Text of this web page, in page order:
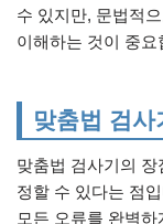
수 있지만, 문법적
이해하는 것이 중요
맞춤법 검사
맞춤법 검사기의
정할 수 있다는 점
모든 오류를 완벽